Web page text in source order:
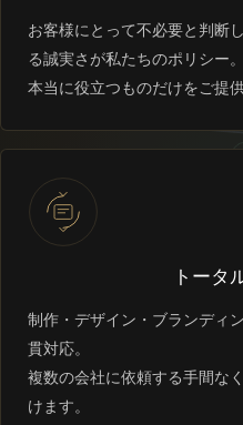
お客様にとって不必要と判断
る誠実さが私たちのポリシー。
本当に役立つものだけをご提供
トータ
制作・デザイン・ブランディ
貫対応。
複数の会社に依頼する手間な
けます。